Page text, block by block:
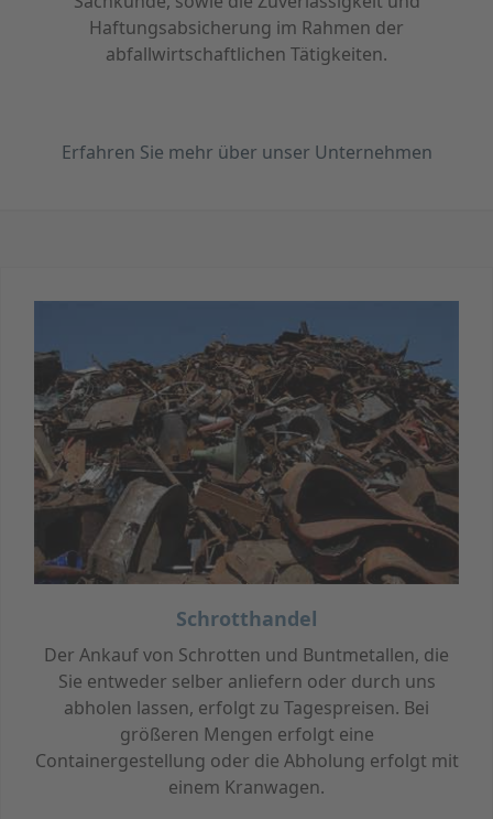
Haftungsabsicherung im Rahmen der
abfallwirtschaftlichen Tätigkeiten.
Erfahren Sie mehr über unser Unternehmen
Schrotthandel
Der Ankauf von Schrotten und Buntmetallen, die
Sie entweder selber anliefern oder durch uns
abholen lassen, erfolgt zu Tagespreisen. Bei
größeren Mengen erfolgt eine
Containergestellung oder die Abholung erfolgt mit
einem Kranwagen.